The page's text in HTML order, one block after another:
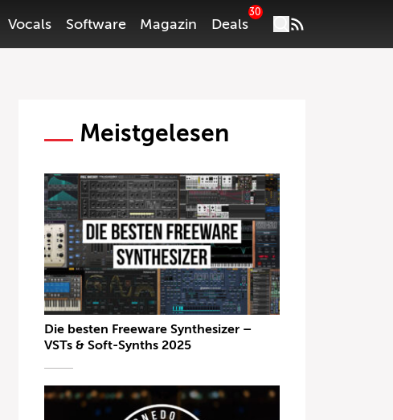
Vocals Software Magazin Deals
30
Meistgelesen
Die besten Freeware Synthesizer –
VSTs & Soft-Synths 2025